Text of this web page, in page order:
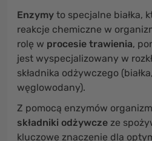
Enzymy to specjalne białka,
reakcje chemiczne w
rolę w procesie trawienia,
jest wyspecjalizowany w
składnika odżywczego
węglowodany).
Z pomocą enzymów
składniki odżywcze ze
kluczowe znaczenie dla